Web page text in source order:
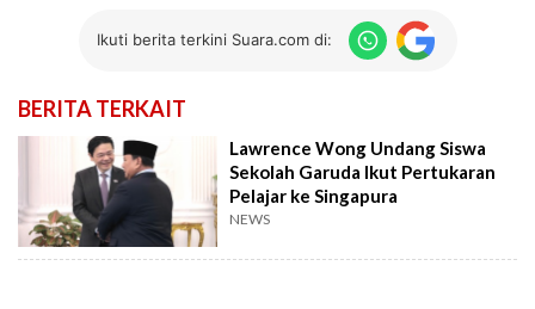
Ikuti berita terkini Suara.com di:
BERITA TERKAIT
Lawrence Wong Undang Siswa
Sekolah Garuda Ikut Pertukaran
Pelajar ke Singapura
NEWS